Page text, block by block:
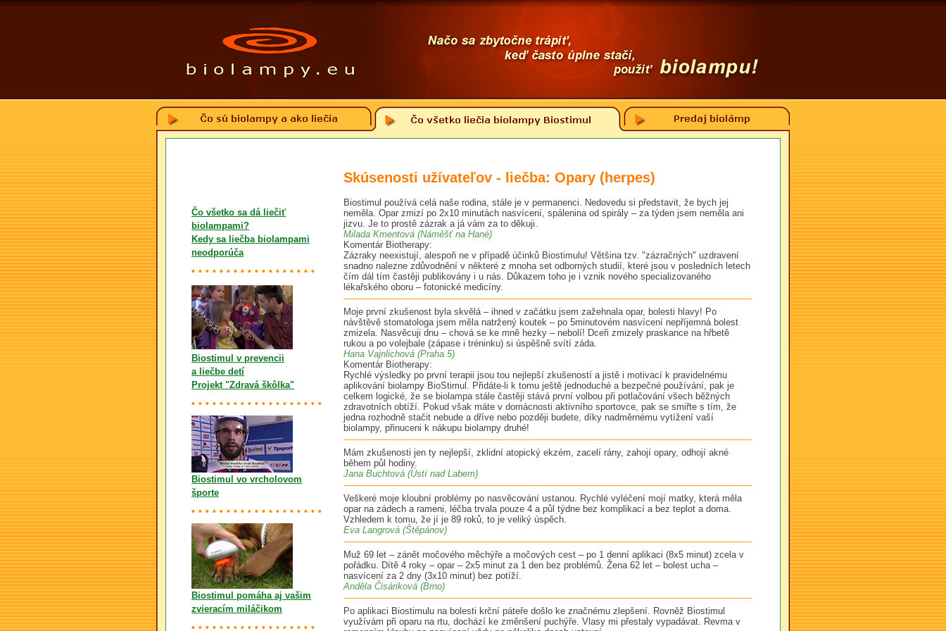
Čo všetko sa dá liečiť
biolampami?
Kedy sa liečba biolampami
neodporúča
Biostimul v prevencii
a liečbe detí
Projekt "Zdravá škôlka"
Biostimul vo vrcholovom
športe
Biostimul pomáha aj vašim
zvieracím miláčikom
Skúsenosti užívateľov - liečba: Opary (herpes)
Biostimul používá celá naše rodina, stále je v permanenci. Nedovedu si představit, že bych jej
neměla. Opar zmizí po 2x10 minutách nasvícení, spálenina od spirály – za týden jsem neměla ani
jizvu. Je to prostě zázrak a já vám za to děkuji.
Milada Kmentová (Náměšť na Hané)
Komentár Biotherapy:
Zázraky neexistují, alespoň ne v případě účinků Biostimulu! Většina tzv. "zázračných" uzdravení
snadno nalezne zdůvodnění v některé z mnoha set odborných studií, které jsou v posledních letech
čím dál tím častěji publikovány i u nás. Důkazem toho je i vznik nového specializovaného
lékařského oboru – fotonické medicíny.
Moje první zkušenost byla skvělá – ihned v začátku jsem zažehnala opar, bolesti hlavy! Po
návštěvě stomatologa jsem měla natržený koutek – po 5minutovém nasvícení nepříjemná bolest
zmizela. Nasvěcuji dnu – chová se ke mně hezky – nebolí! Dceři zmizely praskance na hřbetě
rukou a po volejbale (zápase i tréninku) si úspěšně svítí záda.
Hana Vajnlichová (Praha 5)
Komentár Biotherapy:
Rychlé výsledky po první terapii jsou tou nejlepší zkušeností a jistě i motivací k pravidelnému
aplikování biolampy BioStimul. Přidáte-li k tomu ještě jednoduché a bezpečné používání, pak je
celkem logické, že se biolampa stále častěji stává první volbou při potlačování všech běžných
zdravotních obtíží. Pokud však máte v domácnosti aktivního sportovce, pak se smiřte s tím, že
jedna rozhodně stačit nebude a dříve nebo později budete, díky nadměrnému vytížení vaší
biolampy, přinuceni k nákupu biolampy druhé!
Mám zkušenosti jen ty nejlepší, zklidní atopický ekzém, zacelí rány, zahojí opary, odhojí akné
během půl hodiny.
Jana Buchtová (Ústí nad Labem)
Veškeré moje kloubní problémy po nasvěcování ustanou. Rychlé vyléčení mojí matky, která měla
opar na zádech a rameni, léčba trvala pouze 4 a půl týdne bez komplikací a bez teplot a doma.
Vzhledem k tomu, že jí je 89 roků, to je veliký úspěch.
Eva Langrová (Štěpánov)
Muž 69 let – zánět močového měchýře a močových cest – po 1 denní aplikaci (8x5 minut) zcela v
pořádku. Dítě 4 roky – opar – 2x5 minut za 1 den bez problémů. Žena 62 let – bolest ucha –
nasvícení za 2 dny (3x10 minut) bez potíží.
Anděla Čisáriková (Brno)
Po aplikaci Biostimulu na bolesti krční páteře došlo ke značnému zlepšení. Rovněž Biostimul
využívám při oparu na rtu, dochází ke změnšení puchýře. Vlasy mi přestaly vypadávat. Revma v